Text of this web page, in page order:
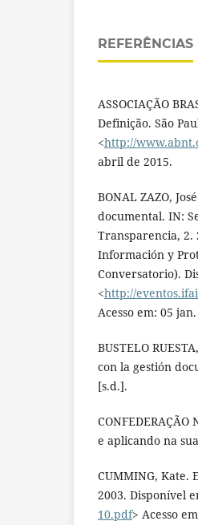
REFERÊNCIAS
ASSOCIAÇÃO
Definição. São
<http://
abril de 2015.
BONAL ZAZO,
documental. IN:
Transparencia, 2.
Información y
Conversatorio).
<http://
Acesso em: 05
BUSTELO
con la gestión
[s.d.].
e aplicando na
CUMMING, Kate.
2003. Disponível
10.pdf> Acesso